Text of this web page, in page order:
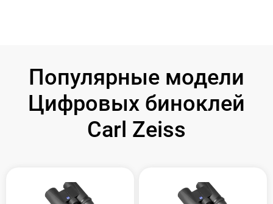
Популярные модели
Цифровых биноклей
Carl Zeiss